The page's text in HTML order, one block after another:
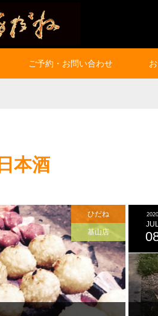
ご予約・お問い合わせ
日本酒
ひだね
基山店
2020